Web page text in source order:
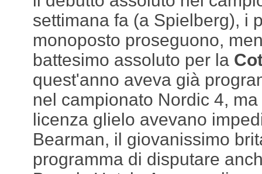
settimana fa (a Spielberg), i
monoposto proseguono,
battesimo assoluto per la
quest'anno aveva già
nel campionato Nordic 4,
licenza glielo avevano
Bearman, il giovanissimo
programma di disputare